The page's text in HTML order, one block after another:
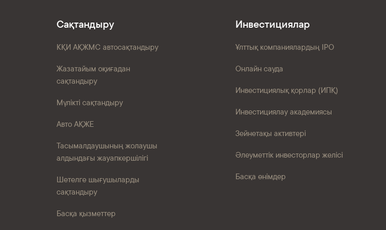
Сақтандыру
КҚИ АҚЖМС автосақтандыру
Жазатайым оқиғадан
сақтандыру
Мүлікті сақтандыру
Авто АҚЖЕ
Тасымалдаушының жолаушы
алдындағы жауапкершілігі
Шетелге шығушыларды
сақтандыру
Басқа қызметтер
Инвестициялар
Ұлттық компаниялардың IPO
Онлайн сауда
Инвестициялық қорлар (ИПҚ)
Инвестициялау академиясы
Зейнетақы активтері
Әлеуметтік инвесторлар желісі
Басқа өнімдер